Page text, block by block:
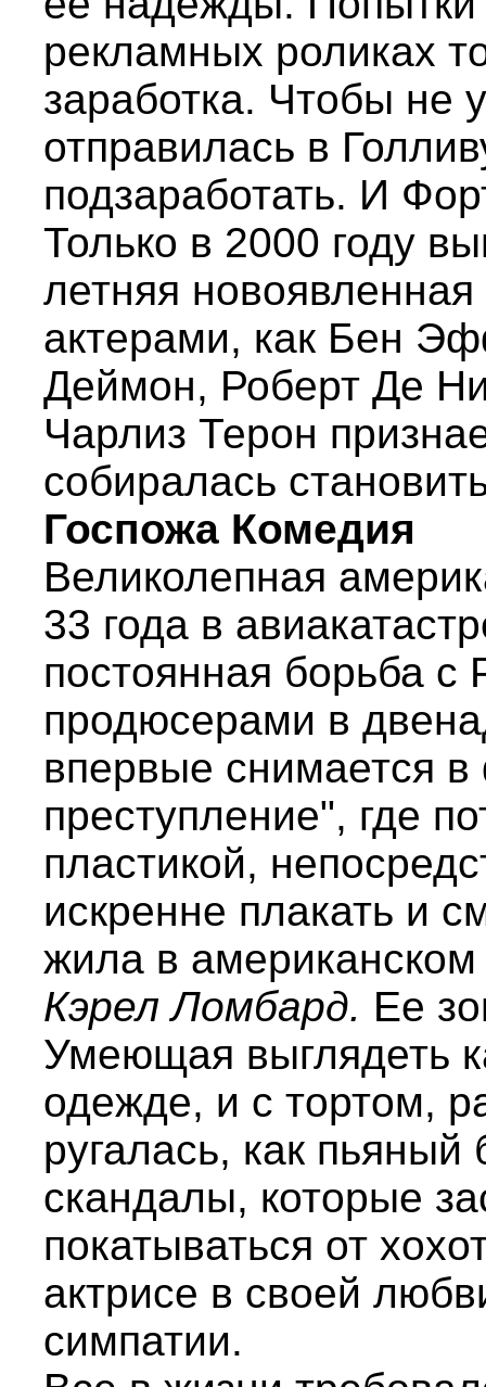
рекламных роликах
заработка. Чтобы не
отправилась в
подзаработать. И
Только в 2000 году
летняя
актерами, как Бен
Деймон, Роберт Де
Чарлиз Терон
собиралась
Госпожа Комедия
Великолепная
33 года в
постоянная борьба
продюсерами в
впервые снимается
преступление", где
пластикой,
искренне плакать и
жила в
Кэрел Ломбард. Ее
Умеющая выглядеть
одежде, и с тортом,
ругалась, как
скандалы, которые
покатываться от
актрисе в своей
симпатии.